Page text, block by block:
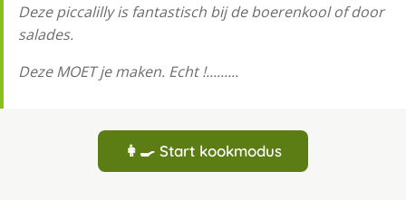
Deze piccalilly is fantastisch bij de boerenkool of door
salades.
Deze MOET je maken. Echt !.........
👩‍🍳 Start kookmodus